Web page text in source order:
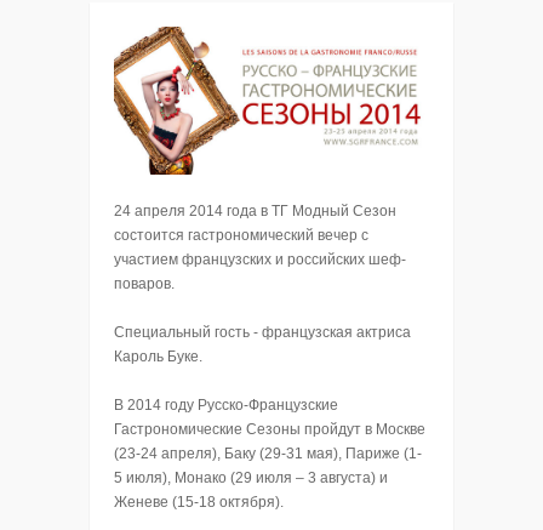
24 апреля 2014 года в ТГ Модный Сезон
состоится гастрономический вечер с
участием французских и российских шеф-
поваров.
Специальный гость - французская актриса
Кароль Буке.
В 2014 году Русско-Французские
Гастрономические Сезоны пройдут в Москве
(23-24 апреля), Баку (29-31 мая), Париже (1-
5 июля), Монако (29 июля – 3 августа) и
Женеве (15-18 октября).